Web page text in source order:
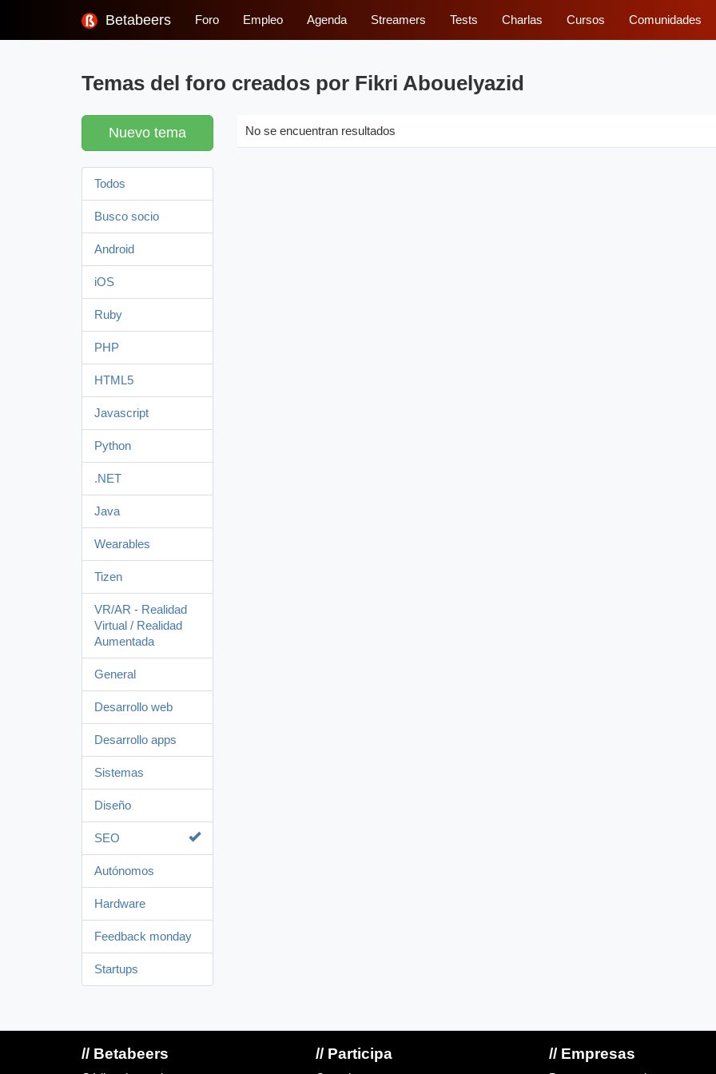
Betabeers Foro Empleo Agenda Streamers Tests Charlas Cursos Comunidades
Temas del foro creados por Fikri Abouelyazid
Nuevo tema
Todos
Busco socio
Android
iOS
Ruby
PHP
HTML5
Javascript
Python
.NET
Java
Wearables
Tizen
VR/AR - Realidad
Virtual / Realidad
Aumentada
General
Desarrollo web
Desarrollo apps
Sistemas
Diseño
SEO
Autónomos
Hardware
Feedback monday
Startups
No se encuentran resultados
// Betabeers // Participa // Empresas